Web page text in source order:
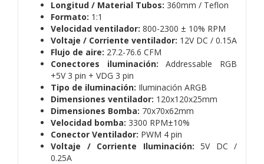
Longitud / Material Tubos: 360mm / Teflon
Formato: 1:1
Velocidad ventilador: 800-2300 ± 10% RPM
Voltaje / Corriente ventilador: 12V DC / 0.15A
Flujo de aire: 27.2-76.6 CFM
Conectores iluminación:
Addressable RGB
+5V 3 pin + VDG 3 pin
Tipo de iluminación: Iluminación ARGB
Dimensiones ventilador: 120x120x25mm
Dimensiones Bomba: 70x70x62mm
Velocidad bomba: 3300 RPM±10%
Conector Ventilador: PWM 4 pin
Voltaje / Corriente Iluminación: 5V DC /
0.25A